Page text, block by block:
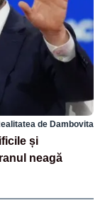
de Dambovita
și
neagă